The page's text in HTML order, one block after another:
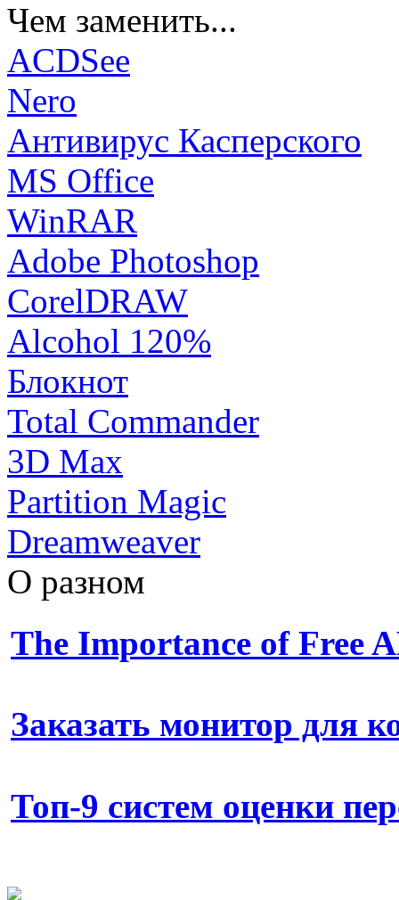
Чем заменить...
ACDSee
Nero
Антивирус Касперского
MS Office
WinRAR
Adobe Photoshop
CorelDRAW
Alcohol 120%
Блокнот
Total Commander
3D Max
Partition Magic
Dreamweaver
О разном
The Importance of Free
Заказать монитор для
Топ-9 систем оценки